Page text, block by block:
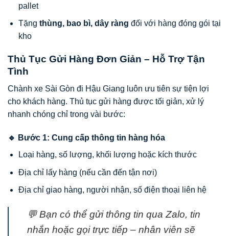
pallet
Tặng thùng, bao bì, dây ràng đối với hàng đóng gói tại
kho
Thủ Tục Gửi Hàng Đơn Giản – Hỗ Trợ Tận
Tình
Chành xe Sài Gòn đi Hậu Giang luôn ưu tiên sự tiện lợi
cho khách hàng. Thủ tục gửi hàng được tối giản, xử lý
nhanh chóng chỉ trong vài bước:
🔹 Bước 1: Cung cấp thông tin hàng hóa
Loại hàng, số lượng, khối lượng hoặc kích thước
Địa chỉ lấy hàng (nếu cần đến tận nơi)
Địa chỉ giao hàng, người nhận, số điện thoại liên hệ
💬 Bạn có thể gửi thông tin qua Zalo, tin
nhắn hoặc gọi trực tiếp – nhân viên sẽ